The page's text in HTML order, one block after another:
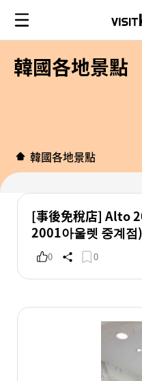
韓國各地景點
韓國各地景點
[事後免稅店] Alto
2001아울렛 중계점)
0 0